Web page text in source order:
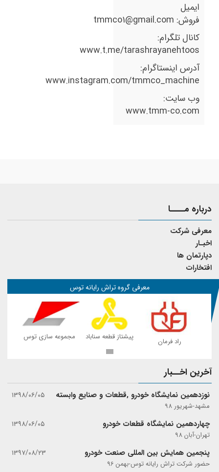
ایمیل
فروش: tmmco1@gmail.com
کانال تلگرام:
www.t.me/tarashrayanehtoos
آدرس اینستاگرام:
www.instagram.com/tmmco_machine
وب سایت:
www.tmm-co.com
درباره مــــا
معرفی شرکت
اخبـار
دپارتمان ها
افتخارات
معرفی گروه تراش رایانه توس
مجموعه سازی توس پیشتاز قطعه سناباد راد فرمان
آخرین اخــبار
نوزدهمین نمایشگاه خودرو ,قطعات و صنایع وابسته ۱۳۹۸/۰۶/۰۵
مشهد-شهریور 98
چهاردهمین نمایشگاه قطعات خودرو ۱۳۹۸/۰۶/۰۵
تهران-آبان 98
پنجمین همایش بین المللی صنعت خودرو ۱۳۹۷/۰۸/۲۳
حضور شرکت تراش رایانه توس-بهمن 96